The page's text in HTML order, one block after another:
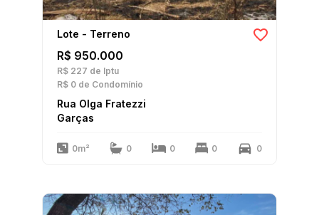
Lote - Terreno
R$ 950.000
R$ 227 de Iptu
R$ 0 de Condomínio
Rua Olga Fratezzi
Garças
0m² 0 0 0 0